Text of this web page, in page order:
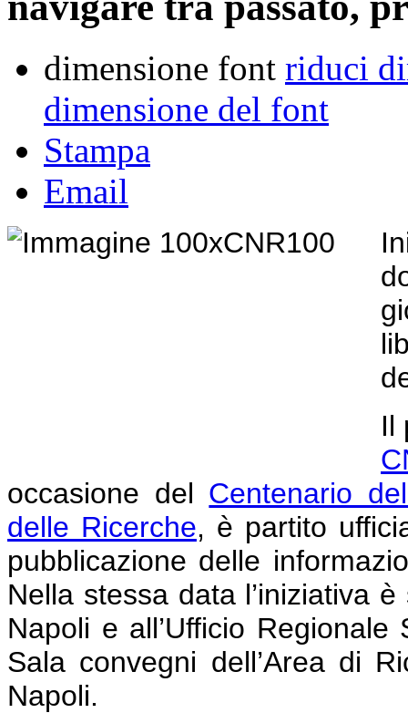
dimensione font riduci
dimensione del font
Stampa
Email
Il
occasione del Centenario
delle Ricerche, è partito
pubblicazione delle
Nella stessa data l’iniziativa
Napoli e all’Ufficio
Sala convegni dell’Area di
Napoli.